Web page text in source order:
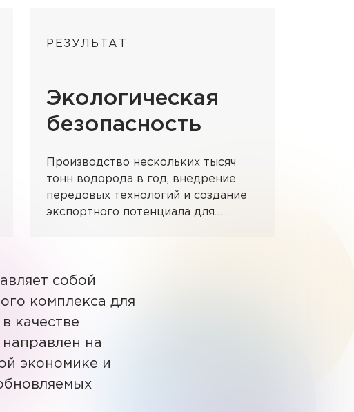
РЕЗУЛЬТАТ
Экологическая
безопасность
Производство нескольких тысяч
тонн водорода в год, внедрение
передовых технологий и создание
экспортного потенциала для
собой
комплекса для
качестве
направлен на
экономике и